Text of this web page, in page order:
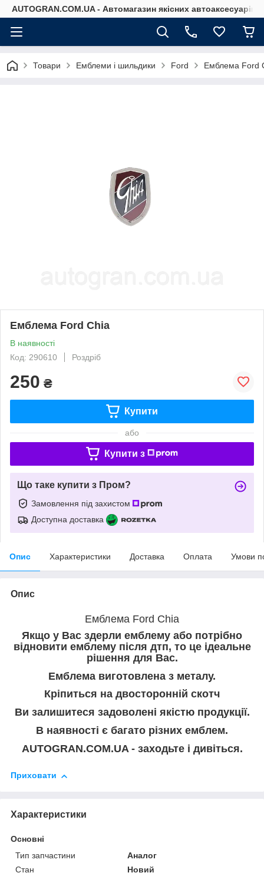
AUTOGRAN.COM.UA - Автомагазин якісних автоаксесуарів
Товари Емблеми і шильдики Ford Емблема Ford
Емблема Ford Chia
В наявності
Код: 290610
Роздріб
250 ₴
Купити
або
Купити з
Що таке купити з Пром?
Замовлення під захистом
Доступна доставка
Опис Характеристики Доставка Оплата Умови
Опис
Емблема Ford Chia
Якщо у Вас здерли емблему або потрібно
відновити емблему після дтп, то це ідеальне
рішення для Вас.
Емблема виготовлена з металу.
Кріпиться на двосторонній скотч
Ви залишитеся задоволені якістю продукції.
В наявності є багато різних емблем.
AUTOGRAN.COM.UA - заходьте і дивіться.
Приховати
Характеристики
Основні
Тип запчастини
Аналог
Стан
Новий